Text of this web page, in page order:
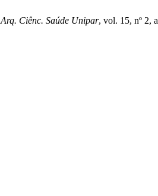
Arq. Ciênc. Saúde Unipar, vol. 15, nº 2,